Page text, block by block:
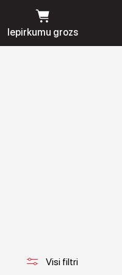
Iepirkumu grozs
Visi filtri